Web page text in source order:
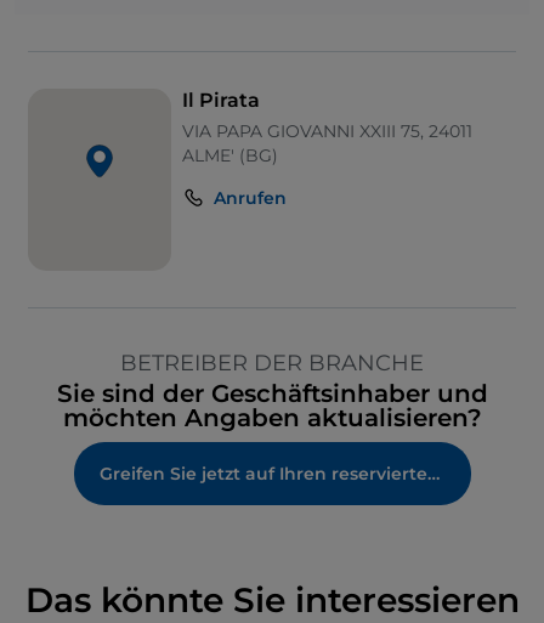
Il Pirata
VIA PAPA GIOVANNI XXIII 75, 24011
ALME' (BG)
Anrufen
BETREIBER DER BRANCHE
Sie sind der Geschäftsinhaber und
möchten Angaben aktualisieren?
Greifen Sie jetzt auf Ihren reservierten Bereich zu
Das könnte Sie interessieren